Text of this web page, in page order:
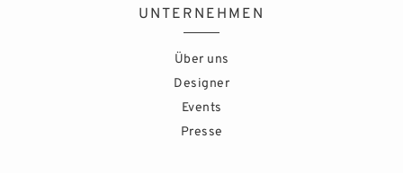
UNTERNEHMEN
Über uns
Designer
Events
Presse